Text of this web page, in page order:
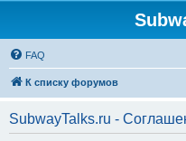
FAQ
К списку форумов
SubwayTalks.ru -